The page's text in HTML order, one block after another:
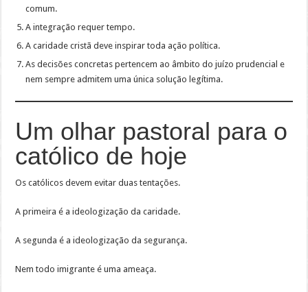
comum.
A integração requer tempo.
A caridade cristã deve inspirar toda ação política.
As decisões concretas pertencem ao âmbito do juízo prudencial e
nem sempre admitem uma única solução legítima.
Um olhar pastoral para o
católico de hoje
Os católicos devem evitar duas tentações.
A primeira é a ideologização da caridade.
A segunda é a ideologização da segurança.
Nem todo imigrante é uma ameaça.